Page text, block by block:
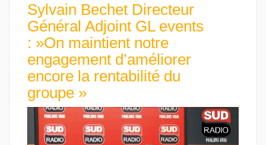
Sylvain Bechet Directeur
Général Adjoint GL events
: »On maintient notre
engagement d’améliorer
encore la rentabilité du
groupe »